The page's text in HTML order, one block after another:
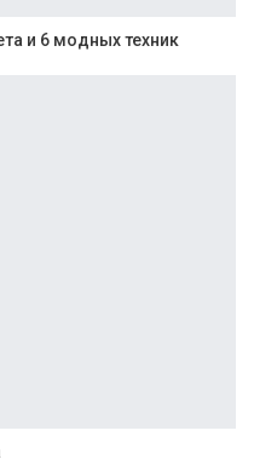
и 6 модных техник